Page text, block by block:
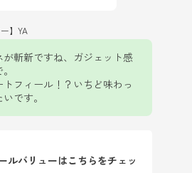
】YA
が斬新ですね、ガジェット感
トフィール！？いちど味わっ
です。
ルバリューはこちらをチェッ